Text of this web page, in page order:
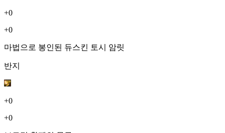
+0
+0
마법으로 봉인된 듀스킨 토시 암릿
반지
+0
+0